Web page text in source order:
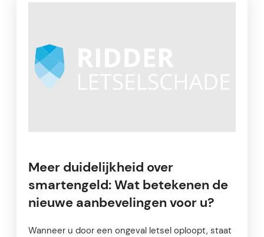
Meer duidelijkheid over
smartengeld: Wat betekenen de
nieuwe aanbevelingen voor u?
Wanneer u door een ongeval letsel oploopt, staat